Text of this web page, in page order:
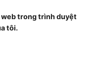
web trong trình duyệt
tôi.